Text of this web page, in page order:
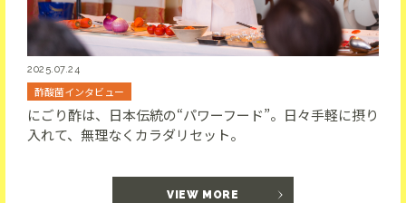
2025.07.24
酢酸菌インタビュー
にごり酢は、日本伝統の“パワーフード”。日々手軽に摂り
入れて、無理なくカラダリセット。
VIEW MORE